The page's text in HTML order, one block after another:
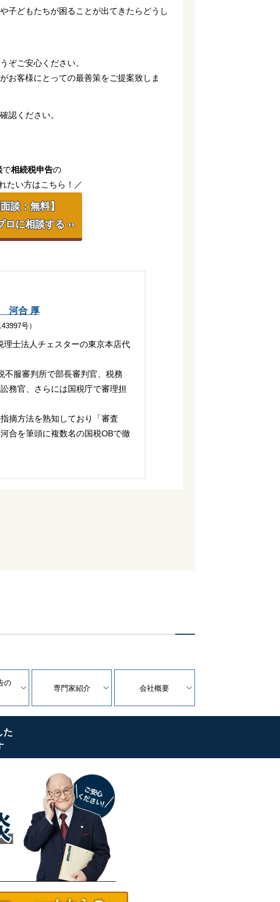
子どもたちが困ることが出てきたらどうし
ぞご安心ください。
お客様にとっての最善策をご提案致しま
認ください。
で相続税申告の
たい方はこちら！／
談：無料】
ロに相談する ››
河合 厚
号）
理士法人チェスターの東京本店代
不服審判所で部長審判官、税務
務官、さらには国税庁で審理担
摘方法を熟知しており「審査
合を筆頭に複数名の国税OBで徹
の
専門家紹介 会社概要
た